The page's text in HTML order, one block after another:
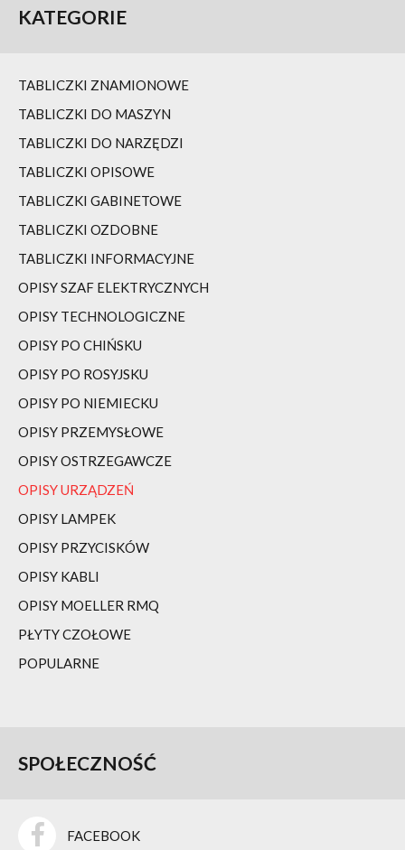
KATEGORIE
TABLICZKI ZNAMIONOWE
TABLICZKI DO MASZYN
TABLICZKI DO NARZĘDZI
TABLICZKI OPISOWE
TABLICZKI GABINETOWE
TABLICZKI OZDOBNE
TABLICZKI INFORMACYJNE
OPISY SZAF ELEKTRYCZNYCH
OPISY TECHNOLOGICZNE
OPISY PO CHIŃSKU
OPISY PO ROSYJSKU
OPISY PO NIEMIECKU
OPISY PRZEMYSŁOWE
OPISY OSTRZEGAWCZE
OPISY URZĄDZEŃ
OPISY LAMPEK
OPISY PRZYCISKÓW
OPISY KABLI
OPISY MOELLER RMQ
PŁYTY CZOŁOWE
POPULARNE
SPOŁECZNOŚĆ
FACEBOOK